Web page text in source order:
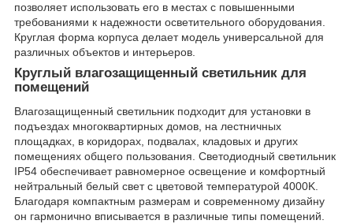
позволяет использовать его в местах с повышенными
требованиями к надежности осветительного оборудования.
Круглая форма корпуса делает модель универсальной для
различных объектов и интерьеров.
Круглый влагозащищенный светильник для
помещений
Влагозащищенный светильник подходит для установки в
подъездах многоквартирных домов, на лестничных
площадках, в коридорах, подвалах, кладовых и других
помещениях общего пользования. Светодиодный светильник
IP54 обеспечивает равномерное освещение и комфортный
нейтральный белый свет с цветовой температурой 4000K.
Благодаря компактным размерам и современному дизайну
он гармонично вписывается в различные типы помещений.